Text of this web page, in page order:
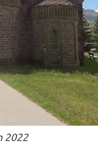
2022